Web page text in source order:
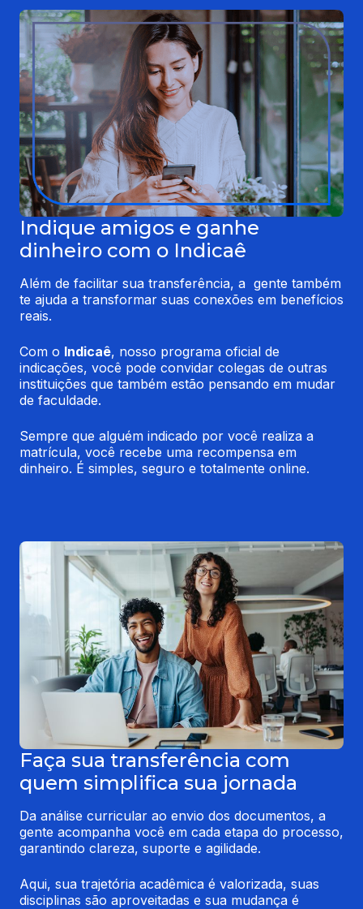
Indique amigos e ganhe
dinheiro com o Indicaê
Além de facilitar sua transferência, a  gente também
te ajuda a transformar suas conexões em benefícios
reais.
Com o Indicaê, nosso programa oficial de
indicações, você pode convidar colegas de outras
instituições que também estão pensando em mudar
de faculdade.
Sempre que alguém indicado por você realiza a
matrícula, você recebe uma recompensa em
dinheiro. É simples, seguro e totalmente online.
Faça sua transferência com
quem simplifica sua jornada
Da análise curricular ao envio dos documentos, a
gente acompanha você em cada etapa do processo,
garantindo clareza, suporte e agilidade.
Aqui, sua trajetória acadêmica é valorizada, suas
disciplinas são aproveitadas e sua mudança é